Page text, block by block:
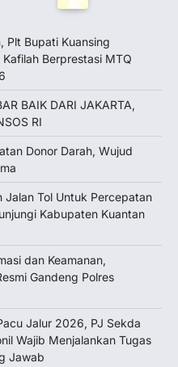
Plt Bupati Kuansing
Berprestasi MTQ
BAIK DARI JAKARTA,
RI
Donor Darah, Wujud
Jalan Tol Untuk Percepatan
Kabupaten Kuantan
dan Keamanan,
Gandeng Polres
Jalur 2026, PJ Sekda
Wajib Menjalankan Tugas
Jawab